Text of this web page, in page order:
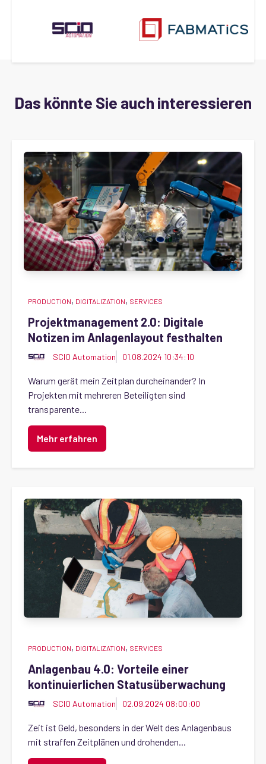
Das könnte Sie auch interessieren
PRODUCTION, DIGITALIZATION, SERVICES
Projektmanagement 2.0: Digitale
Notizen im Anlagenlayout festhalten
SCIO Automation 01.08.2024 10:34:10
Warum gerät mein Zeitplan durcheinander? In
Projekten mit mehreren Beteiligten sind
transparente...
Mehr erfahren
PRODUCTION, DIGITALIZATION, SERVICES
Anlagenbau 4.0: Vorteile einer
kontinuierlichen Statusüberwachung
SCIO Automation 02.09.2024 08:00:00
Zeit ist Geld, besonders in der Welt des Anlagenbaus
mit straffen Zeitplänen und drohenden...